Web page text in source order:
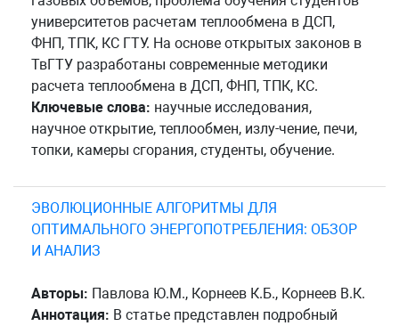
университетов расчетам теплообмена в ДСП,
ФНП, ТПК, КС ГТУ. На основе открытых законов в
ТвГТУ разработаны современные методики
расчета теплообмена в ДСП, ФНП, ТПК, КС.
Ключевые слова: научные исследования,
научное открытие, теплообмен, излу-чение, печи,
топки, камеры сгорания, студенты, обучение.
ЭВОЛЮЦИОННЫЕ АЛГОРИТМЫ ДЛЯ
ОПТИМАЛЬНОГО ЭНЕРГОПОТРЕБЛЕНИЯ: ОБЗОР
И АНАЛИЗ
Авторы: Павлова Ю.М., Корнеев К.Б., Корнеев В.К.
Аннотация: В статье представлен подробный